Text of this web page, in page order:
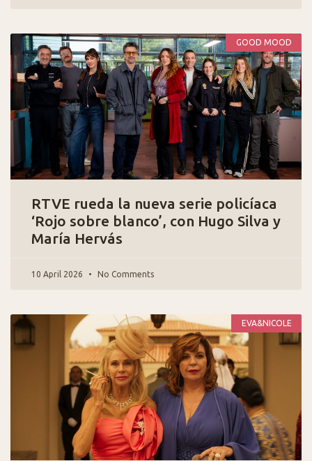
GOOD MOOD
RTVE rueda la nueva serie policíaca
‘Rojo sobre blanco’, con Hugo Silva y
María Hervás
10 April 2026 No Comments
EVA&NICOLE